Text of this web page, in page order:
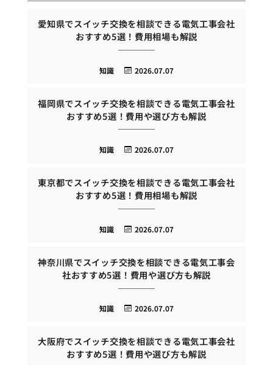
愛知県でスイッチ交換を相談できる電気工事会社
おすすめ5選！費用相場も解説
2026.07.07
知識
福岡県でスイッチ交換を相談できる電気工事会社
おすすめ5選！費用や選び方も解説
2026.07.07
知識
東京都でスイッチ交換を相談できる電気工事会社
おすすめ5選！費用相場も解説
2026.07.07
知識
神奈川県でスイッチ交換を相談できる電気工事会
社おすすめ5選！費用や選び方も解説
2026.07.07
知識
大阪府でスイッチ交換を相談できる電気工事会社
おすすめ5選！費用や選び方も解説